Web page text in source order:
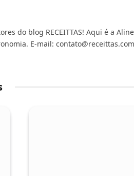
do blog RECEITTAS! Aqui é a
E-mail: